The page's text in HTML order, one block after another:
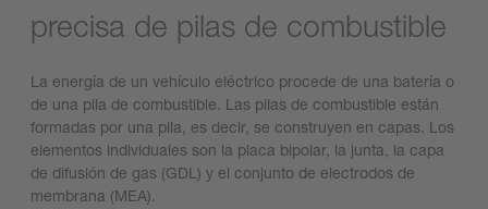
precisa de pilas de combustible
La energía de un vehículo eléctrico procede de una batería o
de una pila de combustible. Las pilas de combustible están
formadas por una pila, es decir, se construyen en capas. Los
elementos individuales son la placa bipolar, la junta, la capa
de difusión de gas (GDL) y el conjunto de electrodos de
membrana (MEA).